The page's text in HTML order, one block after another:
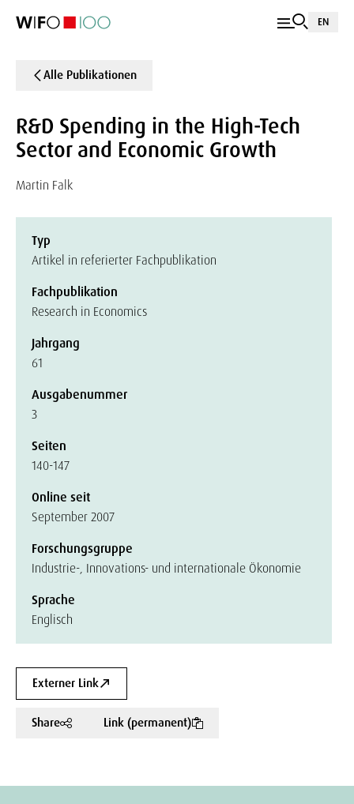
EN
Alle Publikationen
R&D Spending in the High-Tech
Sector and Economic Growth
Martin Falk
Typ
Artikel in referierter Fachpublikation
Fachpublikation
Research in Economics
Jahrgang
61
Ausgabenummer
3
Seiten
140-147
Online seit
September 2007
Forschungsgruppe
Industrie-, Innovations- und internationale Ökonomie
Sprache
Englisch
Externer Link
Share Link (permanent)